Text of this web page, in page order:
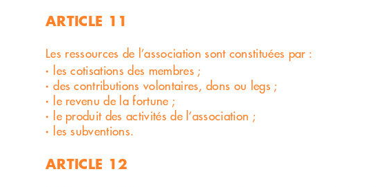
ARTICLE 11
Les ressources de l’association sont constituées par :
les cotisations des membres ;
des contributions volontaires, dons ou legs ;
le revenu de la fortune ;
le produit des activités de l’association ;
les subventions.
ARTICLE 12